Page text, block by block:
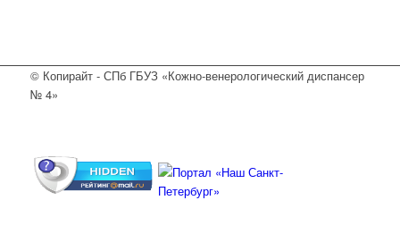
© Копирайт - СПб ГБУЗ «Кожно-венерологический диспансер
№ 4»